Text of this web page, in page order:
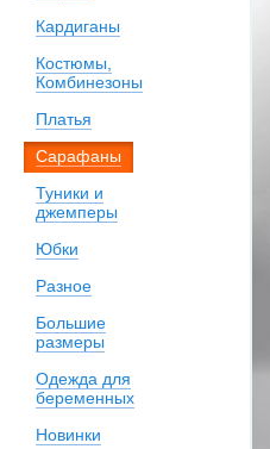
Кардиганы
Костюмы,
Комбинезоны
Платья
Сарафаны
Туники и
джемперы
Юбки
Разное
Большие
размеры
Одежда для
беременных
Новинки